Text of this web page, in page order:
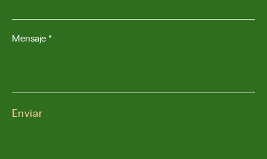
Mensaje *